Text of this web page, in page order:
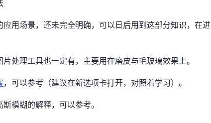
用场景，还未完全明确，可以日后用到这部分知识，在进
处理工具也一定有，主要用在磨皮与毛玻璃效果上。
，可以参考（建议在新选项卡打开，对照着学习）。
斯模糊的解释，可以参考。